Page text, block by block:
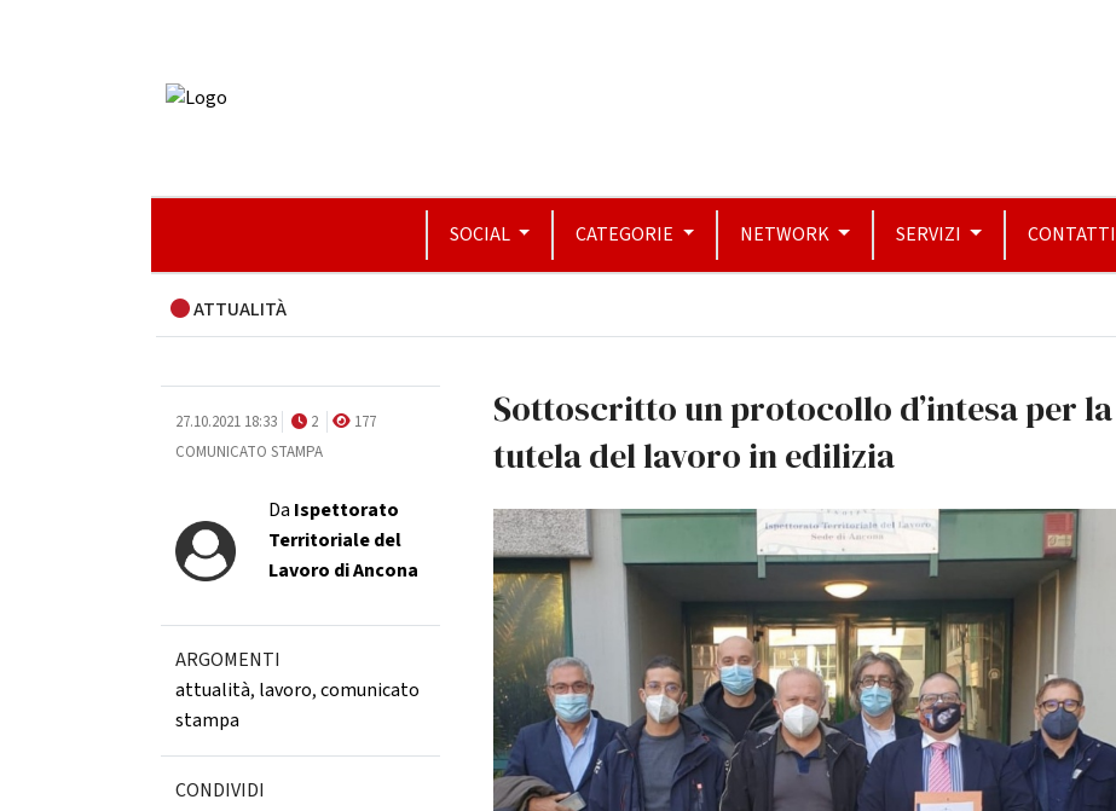
SOCIAL CATEGORIE NETWORK SERVIZI CONTATTI
ATTUALITÀ
27.10.2021 18:33 2
177
COMUNICATO STAMPA
Da Ispettorato
Territoriale del
Lavoro di Ancona
ARGOMENTI
attualità, lavoro,comunicato
stampa
CONDIVIDI
Sottoscritto un protocollo d’intesa per la
tutela del lavoro in edilizia